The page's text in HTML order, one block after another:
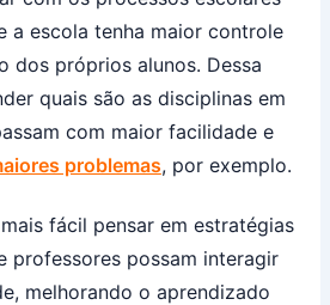
a escola tenha maior controle
dos próprios alunos. Dessa
quais são as disciplinas em
com maior facilidade e
problemas, por exemplo.
fácil pensar em estratégias
professores possam interagir
melhorando o aprendizado